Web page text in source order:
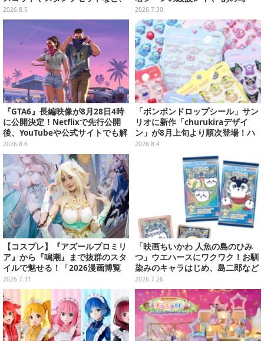
可愛すぎる全5アイテムがライン
ナップ
2026.8.5
真”の葛城ミサトフィギュアほ
か、場面写クリアファイルなど
2026.7.30
『GTA6』長編映像が8月28日4時
に公開決定！Netflixで先行公開
後、YouTubeや公式サイトでも解
禁
2026.8.6
「ボンボンドロップシール」サン
リオに新作「churukiraデザイ
ン」が8月上旬より順次登場！ハ
ローキティ、はぴだんぶいなど全
2026.8.4
【コスプレ】『アズールプロミリ
ア』から『鳴潮』まで抜群のスタ
イルで魅せる！「2026漫画博覧
会」百花繚乱の台湾美女12選【写
真37枚】
2026.7.31
「映画ちいかわ 人魚の島のひみ
つ」ウエハースにワクワク！お馴
染みのキャラはじめ、島二郎など
セイレーン編カード全22種
2026.7.26